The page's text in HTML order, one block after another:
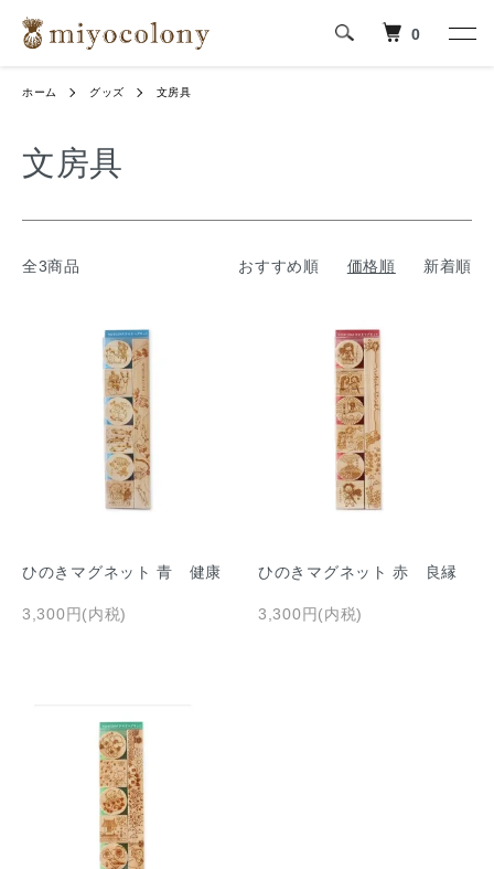
0
ホーム グッズ 文房具
文房具
全3商品 おすすめ順 価格順 新着順
ひのきマグネット 青 健康
3,300円(内税)
ひのきマグネット 赤 良縁
3,300円(内税)